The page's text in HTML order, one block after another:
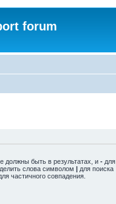
forum
должны быть в результатах, и - для
слова символом | для поиска
частичного совпадения.